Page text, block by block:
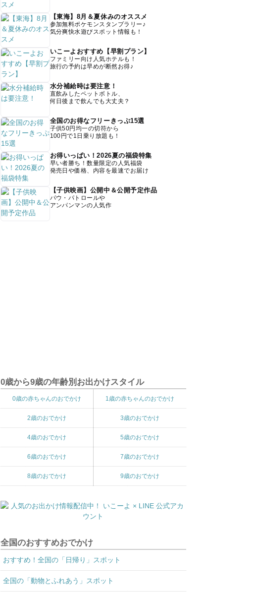
【東海】8月＆夏休みのオススメ
参加無料ポケモンスタンプラリー♪
気分爽快水遊びスポット情報も！
いこーよおすすめ【早割プラン】
ファミリー向け人気ホテルも！
旅行の予約は早めが断然お得♪
水分補給時は要注意！
直飲みしたペットボトル、
何日後まで飲んでも大丈夫？
全国のお得なフリーきっぷ15選
子供50円均一の切符から
100円で1日乗り放題も！
お得いっぱい！2026夏の福袋特集
早い者勝ち！数量限定の人気福袋
発売日や価格、内容を最速でお届け
【子供映画】公開中＆公開予定作品
パウ・パトロールや
アンパンマンの人気作
0歳から9歳の年齢別お出かけスタイル
0歳の赤ちゃんのおでかけ 1歳の赤ちゃんのおでかけ
2歳のおでかけ 3歳のおでかけ
4歳のおでかけ 5歳のおでかけ
6歳のおでかけ 7歳のおでかけ
8歳のおでかけ 9歳のおでかけ
全国のおすすめおでかけ
おすすめ！全国の「日帰り」スポット
全国の「動物とふれあう」スポット